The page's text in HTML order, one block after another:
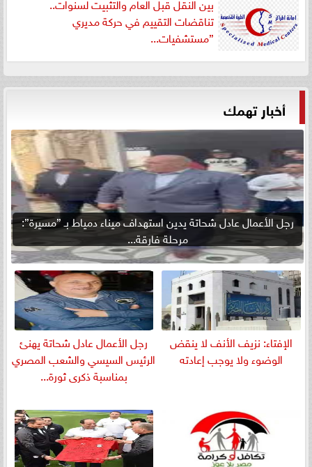
تناقضات التقييم في حركة مديري
”مستشفيات...
أخبار تهمك
رجل الأعمال عادل شحاتة يدين استهداف ميناء دمياط بـ ”مسيرة”:
مرحلة فارقة...
الإفتاء: نزيف الأنف لا ينقض
الوضوء ولا يوجب إعادته
رجل الأعمال عادل شحاتة يهنئ
الرئيس السيسي والشعب المصري
بمناسبة ذكرى ثورة...